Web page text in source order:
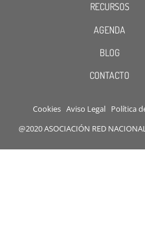
RECURSOS
AGENDA
BLOG
CONTACTO
Cookies Aviso Legal Política
@2020 ASOCIACIÓN RED